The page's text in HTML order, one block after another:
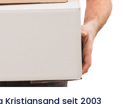
Kristiansand seit 2003